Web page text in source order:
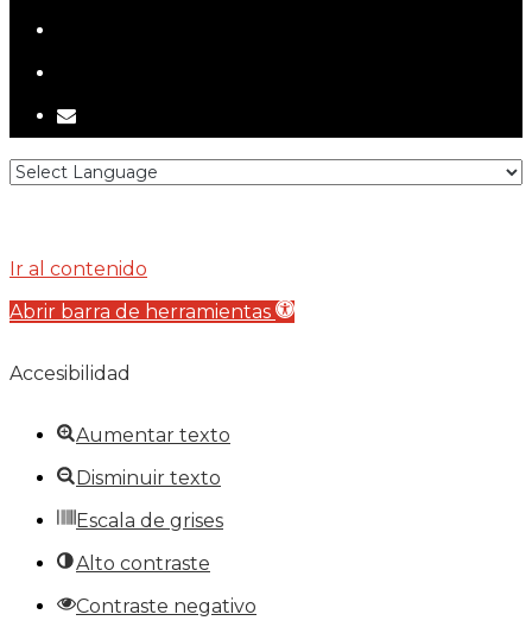
email
Ir al contenido
Abrir barra de herramientas
Accesibilidad
Aumentar texto
Disminuir texto
Escala de grises
Alto contraste
Contraste negativo